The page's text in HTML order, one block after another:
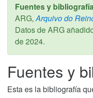
Fuentes y
ARG, Arquivo do
Datos de ARG
de 2024.
Fuentes y
Esta es la bibliografía